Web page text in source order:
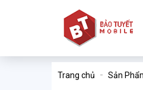
Trang chủ Sản